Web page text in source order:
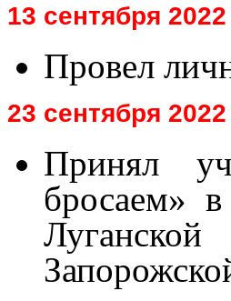
13 сентября
Провел
23 сентября
Принял
бросаем»